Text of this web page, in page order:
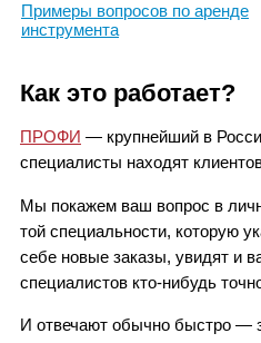
Примеры вопросов по аренде
инструмента
Как это работает?
ПРОФИ — крупнейший в
специалисты находят
Мы покажем ваш вопрос в
той специальности, которую
себе новые заказы, увидят и
специалистов кто-нибудь
И отвечают обычно быстро —